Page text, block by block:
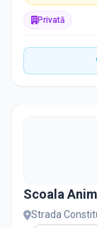
Privată
Scoala
Strada